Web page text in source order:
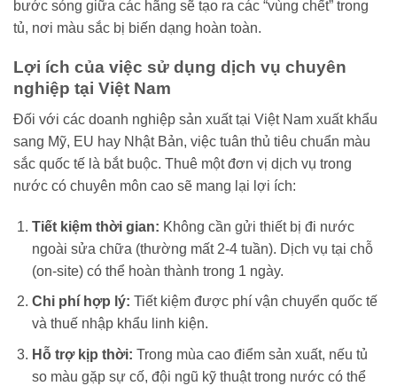
bước sóng giữa các hãng sẽ tạo ra các “vùng chết” trong
tủ, nơi màu sắc bị biến dạng hoàn toàn.
Lợi ích của việc sử dụng dịch vụ chuyên
nghiệp tại Việt Nam
Đối với các doanh nghiệp sản xuất tại Việt Nam xuất khẩu
sang Mỹ, EU hay Nhật Bản, việc tuân thủ tiêu chuẩn màu
sắc quốc tế là bắt buộc. Thuê một đơn vị dịch vụ trong
nước có chuyên môn cao sẽ mang lại lợi ích:
Tiết kiệm thời gian: Không cần gửi thiết bị đi nước
ngoài sửa chữa (thường mất 2-4 tuần). Dịch vụ tại chỗ
(on-site) có thể hoàn thành trong 1 ngày.
Chi phí hợp lý: Tiết kiệm được phí vận chuyển quốc tế
và thuế nhập khẩu linh kiện.
Hỗ trợ kịp thời: Trong mùa cao điểm sản xuất, nếu tủ
so màu gặp sự cố, đội ngũ kỹ thuật trong nước có thể